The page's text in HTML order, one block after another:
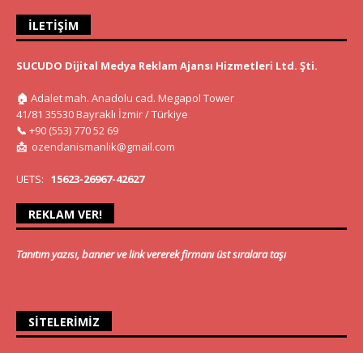
İLETIŞIM
SUCUDO Dijital Medya Reklam Ajansı Hizmetleri Ltd. Şti.
🏠 Adalet mah. Anadolu cad. Megapol Tower
41/81 35530 Bayraklı İzmir / Türkiye
📞 +90 (553) 770 52 69
📩 ozendanismanlik@gmail.com
UETS: 15623-26967-42627
REKLAM VER!
Tanıtım yazısı, banner ve link vererek firmanı üst sıralara taşı
SITELERIMIZ